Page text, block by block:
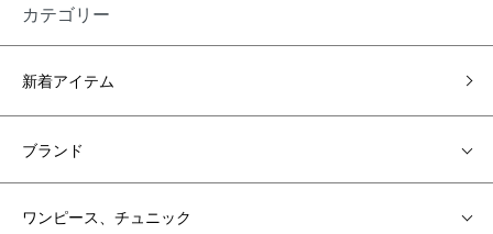
カテゴリー
新着アイテム
ブランド
ワンピース、チュニック